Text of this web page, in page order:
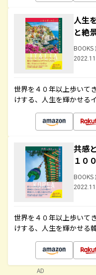
人生
と絶
BOOKS
世界を４０年以上歩いて
けする、人生を輝かせる
共感
１００
BOOKS
世界を４０年以上歩いて
けする、人生を輝かせる
AD